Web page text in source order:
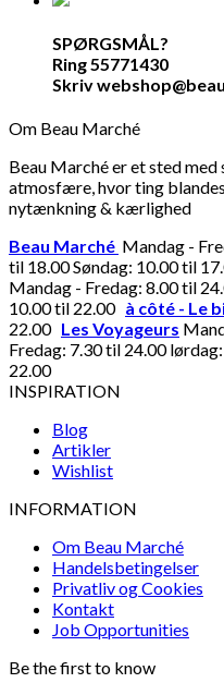
SPØRGSMÅL?
Ring 55771430
Skriv
Om Beau Marché
Beau Marché er et sted
atmosfære, hvor ting
nytænkning & kærlighed
Beau Marché Mandag -
til 18.00 Søndag: 10.00 til
Mandag - Fredag: 8.00 til
10.00 til 22.00 à côté - Le
22.00 Les Voyageurs
Fredag: 7.30 til 24.00
22.00
INSPIRATION
Blog
Artikler
Wishlist
INFORMATION
Om Beau Marché
Handelsbetingelser
Privatliv og Cookies
Kontakt
Job Opportunities
Be the first to know